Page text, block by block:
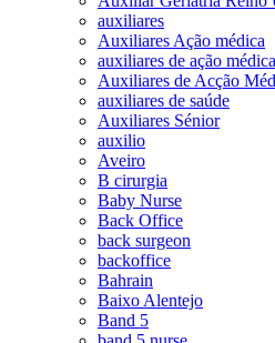
auxiliares
Auxiliares Ação médica
auxiliares de ação médica
Auxiliares de Acção
auxiliares de saúde
Auxiliares Sénior
auxilio
Aveiro
B cirurgia
Baby Nurse
Back Office
back surgeon
backoffice
Bahrain
Baixo Alentejo
Band 5